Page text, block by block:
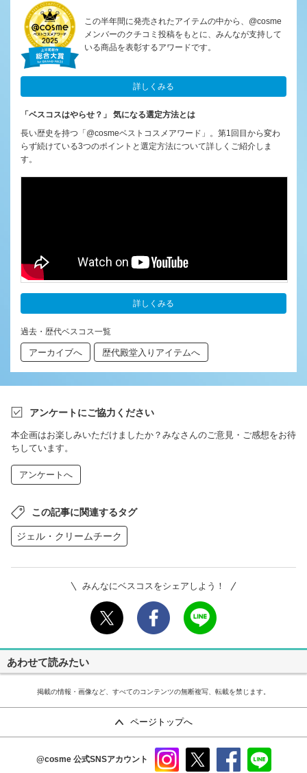
この半年間に発売されたアイテムの中から、@cosme
メンバーのクチコミ投稿をもとに、みんなが支持して
いる商品を表彰するアワードです。
詳しくみる
「ベスコスはやらせ？」 気になる選定方法とは
長い歴史を持つ「@cosmeベストコスメアワード」。第1回目から変わ
らず続けている3つのポイントと選定方法について詳しくご紹介しま
す。
詳しくみる
過去・歴代ベスコス一覧
アーカイブへ 歴代殿堂入りアイテムへ
アンケートにご協力ください
本企画はお楽しみいただけましたか？みなさんのご意見・ご感想をお待
ちしています。
アンケートへ
この記事に関連するタグ
ジェル・クリームチーク
みんなにベスコスをシェアしよう！
あわせて読みたい
掲載の情報・画像など、すべてのコンテンツの無断複写、転載を禁じます。
ページトップへ
@cosme 公式SNSアカウント